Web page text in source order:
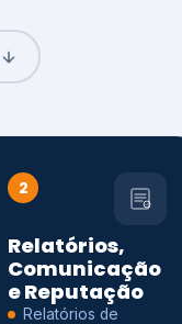
2
Relatórios,
Comunicação
e Reputação
Relatórios de